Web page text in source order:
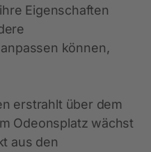
Eigenschaften
können,
erstrahlt über dem
Odeonsplatz wächst
aus den